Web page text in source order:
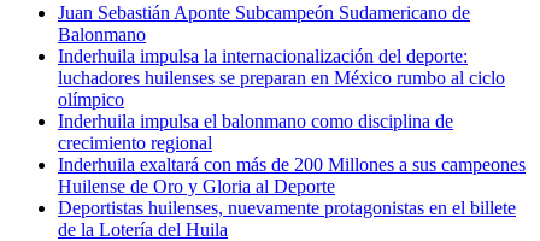
Juan Sebastián Aponte Subcampeón Sudamericano de
Balonmano
Inderhuila impulsa la internacionalización del deporte:
luchadores huilenses se preparan en México rumbo al ciclo
olímpico
Inderhuila impulsa el balonmano como disciplina de
crecimiento regional
Inderhuila exaltará con más de 200 Millones a sus campeones
Huilense de Oro y Gloria al Deporte
Deportistas huilenses, nuevamente protagonistas en el billete
de la Lotería del Huila